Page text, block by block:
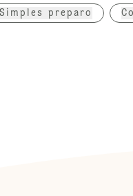
Simples preparo